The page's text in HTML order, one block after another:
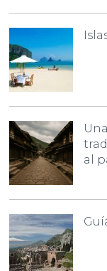
al